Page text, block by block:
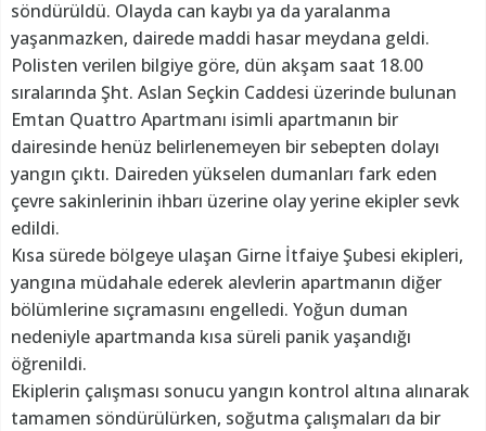
söndürüldü. Olayda can kaybı ya da yaralanma
yaşanmazken, dairede maddi hasar meydana geldi.
Polisten verilen bilgiye göre, dün akşam saat 18.00
sıralarında Şht. Aslan Seçkin Caddesi üzerinde bulunan
Emtan Quattro Apartmanı isimli apartmanın bir
dairesinde henüz belirlenemeyen bir sebepten dolayı
yangın çıktı. Daireden yükselen dumanları fark eden
çevre sakinlerinin ihbarı üzerine olay yerine ekipler sevk
edildi.
Kısa sürede bölgeye ulaşan Girne İtfaiye Şubesi ekipleri,
yangına müdahale ederek alevlerin apartmanın diğer
bölümlerine sıçramasını engelledi. Yoğun duman
nedeniyle apartmanda kısa süreli panik yaşandığı
öğrenildi.
Ekiplerin çalışması sonucu yangın kontrol altına alınarak
tamamen söndürülürken, soğutma çalışmaları da bir